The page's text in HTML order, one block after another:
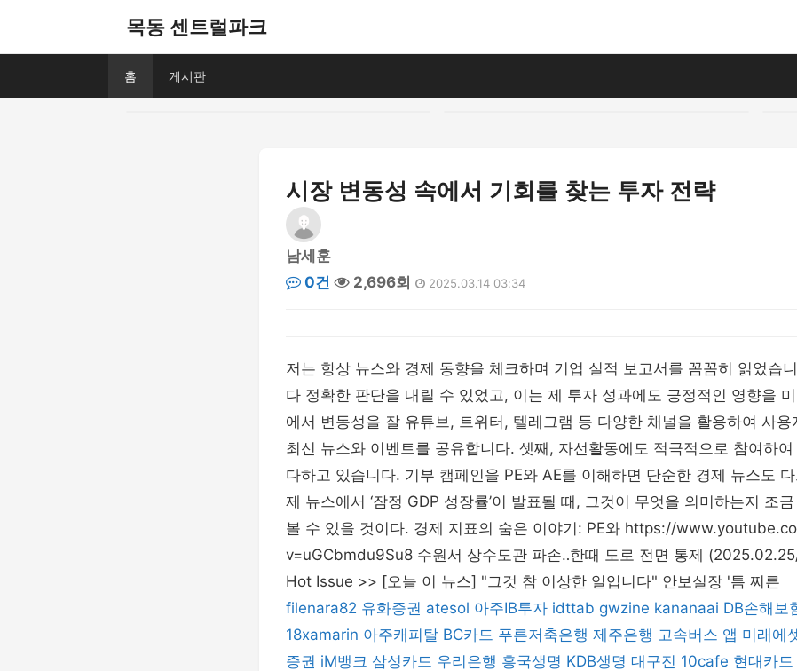
목동 센트럴파크
홈 게시판
시장 변동성 속에서 기회를 찾는 투자 전략
남세훈
0건
2,696회 2025.03.14 03:34
저는 항상 뉴스와 경제 동향을 체크하며 기업 실적 보고서를 꼼꼼히 읽었습
다 정확한 판단을 내릴 수 있었고, 이는 제 투자 성과에도 긍정적인 영향을
에서 변동성을 잘 유튜브, 트위터, 텔레그램 등 다양한 채널을 활용하여 사용
최신 뉴스와 이벤트를 공유합니다. 셋째, 자선활동에도 적극적으로 참여하
다하고 있습니다. 기부 캠페인을 PE와 AE를 이해하면 단순한 경제 뉴스도
제 뉴스에서 ‘잠정 GDP 성장률’이 발표될 때, 그것이 무엇을 의미하는지 조
볼 수 있을 것이다. 경제 지표의 숨은 이야기: PE와 https://
v=uGCbmdu9Su8 수원서 상수도관 파손‥한때 도로 전면 통제
Hot Issue >> [오늘 이 뉴스] "그것 참 이상한 일입니다" 안보실장 '틈 찌른
filenara82 유화증권 atesol 아주IB투자 idttab gwzine kananaai DB손해보
18xamarin 아주캐피탈 BC카드 푸른저축은행 제주은행 고속버스 앱 미래에
증권 iM뱅크 삼성카드 우리은행 흥국생명 KDB생명 대구진 10cafe 현대카드